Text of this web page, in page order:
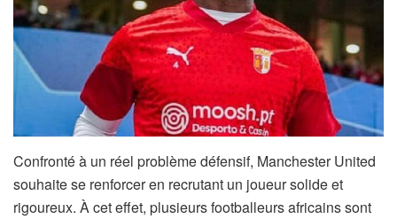
Confronté à un réel problème défensif, Manchester United
souhaite se renforcer en recrutant un joueur solide et
rigoureux. À cet effet, plusieurs footballeurs africains sont